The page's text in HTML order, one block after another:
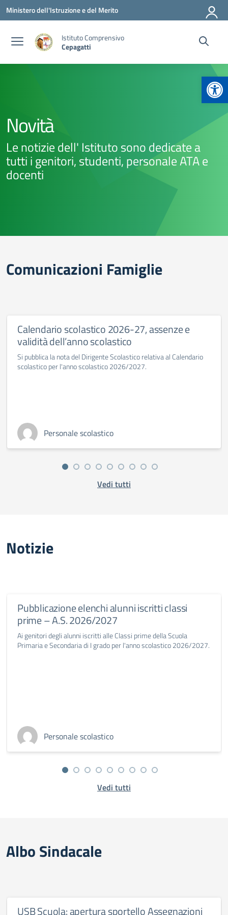
Vai ai contenuti
Vai al menu di navigazione
Vai al footer
Ministero dell'Istruzione e del Merito
Istituto Comprensivo
Cepagatti
Novità
Le notizie dell' Istituto sono dedicate a
tutti i genitori, studenti, personale ATA e
docenti
Comunicazioni Famiglie
Calendario scolastico 2026-27, assenze e
validità dell’anno scolastico
Si pubblica la nota del Dirigente Scolastico relativa al Calendario
scolastico per l'anno scolastico 2026/2027.
Personale scolastico
Vedi tutti
Notizie
Pubblicazione elenchi alunni iscritti classi
prime – A.S. 2026/2027
Ai genitori degli alunni iscritti alle Classi prime della Scuola
Primaria e Secondaria di I grado per l'anno scolastico 2026/2027.
Personale scolastico
Vedi tutti
Albo Sindacale
USB Scuola: apertura sportello Assegnazioni